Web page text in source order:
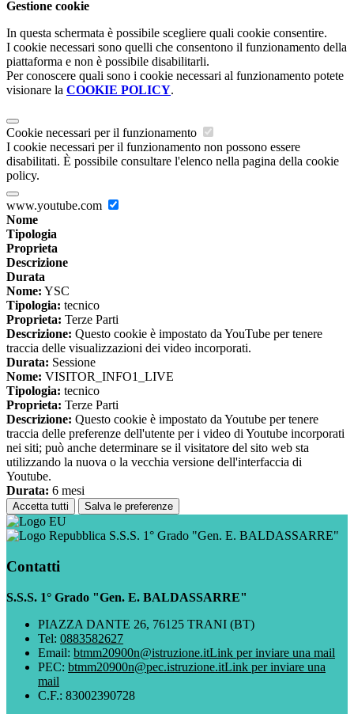
Gestione cookie
In questa schermata è possibile scegliere quali cookie consentire.
I cookie necessari sono quelli che consentono il funzionamento della
piattaforma e non è possibile disabilitarli.
Per conoscere quali sono i cookie necessari al funzionamento potete
visionare la COOKIE POLICY.
Cookie necessari per il funzionamento
I cookie necessari per il funzionamento non possono essere
disabilitati. È possibile consultare l'elenco nella pagina della cookie
policy.
www.youtube.com
Nome
Tipologia
Proprieta
Descrizione
Durata
Nome: YSC
Tipologia: tecnico
Proprieta: Terze Parti
Descrizione: Questo cookie è impostato da YouTube per tenere
traccia delle visualizzazioni dei video incorporati.
Durata: Sessione
Nome: VISITOR_INFO1_LIVE
Tipologia: tecnico
Proprieta: Terze Parti
Descrizione: Questo cookie è impostato da Youtube per tenere
traccia delle preferenze dell'utente per i video di Youtube incorporati
nei siti; può anche determinare se il visitatore del sito web sta
utilizzando la nuova o la vecchia versione dell'interfaccia di
Youtube.
Durata: 6 mesi
Accetta tutti Salva le preferenze
S.S.S. 1° Grado "Gen. E. BALDASSARRE"
Contatti
S.S.S. 1° Grado "Gen. E. BALDASSARRE"
PIAZZA DANTE 26, 76125 TRANI (BT)
Tel: 0883582627
Email: btmm20900n@istruzione.itLink per inviare una mail
PEC: btmm20900n@pec.istruzione.itLink per inviare una
mail
C.F.: 83002390728